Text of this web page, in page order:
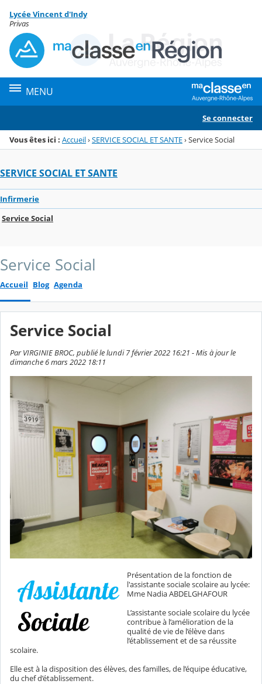
Menu de la rubrique
Contenu
Lycée Vincent d'Indy
Privas
MENU
Se connecter
Vous êtes ici : Accueil›SERVICE SOCIAL ET SANTE›Service Social
SERVICE SOCIAL ET SANTE
Infirmerie
Service Social
Service Social
Accueil Blog Agenda
Service Social
Par VIRGINIE BROC, publié le lundi 7 février 2022 16:21 - Mis à jour le
dimanche 6 mars 2022 18:11
Présentation de la fonction de
l'assistante sociale scolaire au lycée:
Mme Nadia ABDELGHAFOUR
L’assistante sociale scolaire du lycée
contribue à l’amélioration de la
qualité de vie de l’élève dans
l’établissement et de sa réussite
scolaire.
Elle est à la disposition des élèves, des familles, de l’équipe éducative,
du chef d’établissement.